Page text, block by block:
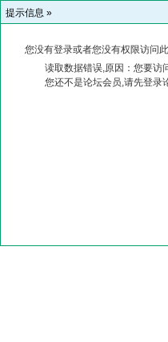
提示信息 »
您没有登录或者您没有权限访问
读取数据错误,原因：您要访
您还不是论坛会员,请先登录